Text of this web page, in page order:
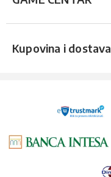
Kupovina i dostava